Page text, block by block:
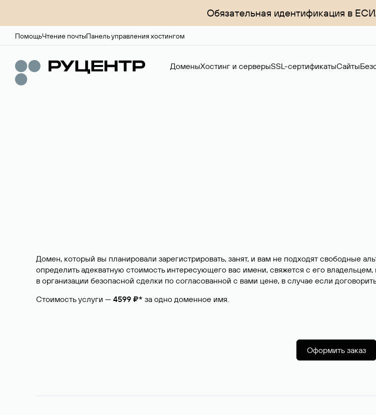
Обязательная идентификация в
ПомощьЧтение почтыПанель управления хостингом
ДоменыХостинг и серверыSSL-сертификатыСайты
Домен, который вы планировали зарегистрировать, занят, и вам не подходят свободные
определить адекватную стоимость интересующего вас имени, свяжется с его
в организации безопасной сделки по согласованной с вами цене, в случае если
Стоимость услуги — 4599 ₽* за одно доменное имя.
Оформить заказ